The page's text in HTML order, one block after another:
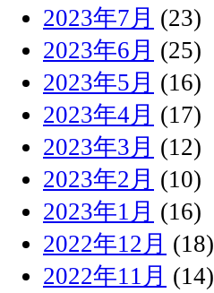
2023年7月 (23)
2023年6月 (25)
2023年5月 (16)
2023年4月 (17)
2023年3月 (12)
2023年2月 (10)
2023年1月 (16)
2022年12月 (18)
2022年11月 (14)